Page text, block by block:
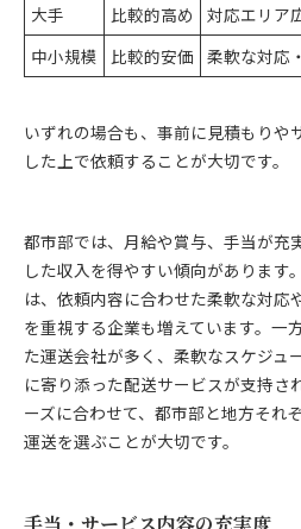
大手
比較的高め
対応エリア
中小規模
比較的安価 柔軟な対応
いずれの場合も、事前に見積もりや
した上で依頼することが大切です。
都市部では、月給や賞与、手当が充
した収入を得やすい傾向があります
は、依頼内容に合わせた柔軟な対応
を重視する企業も増えています。一
た運送会社が多く、柔軟なスケジュ
に寄り添った配送サービスが支持さ
ーズに合わせて、都市部と地方それ
運送を選ぶことが大切です。
手当・サービス内容の充実度